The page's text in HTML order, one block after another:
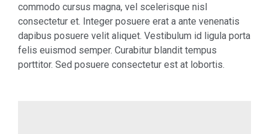
commodo cursus magna, vel scelerisque nisl
consectetur et. Integer posuere erat a ante venenatis
dapibus posuere velit aliquet. Vestibulum id ligula porta
felis euismod semper. Curabitur blandit tempus
porttitor. Sed posuere consectetur est at lobortis.